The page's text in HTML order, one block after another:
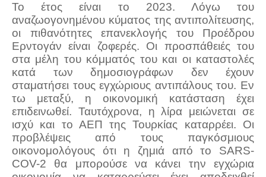
Το έτος είναι το 2023. Λόγω του
αναζωογονημένου κύματος της αντιπολίτευσης,
οι πιθανότητες επανεκλογής του Προέδρου
Ερντογάν είναι ζοφερές. Οι προσπάθειές του
στα μέλη του κόμματός του και οι καταστολές
κατά των δημοσιογράφων δεν έχουν
σταματήσει τους εγχώριους αντιπάλους του. Εν
τω μεταξύ, η οικονομική κατάσταση έχει
επιδεινωθεί. Ταυτόχρονα, η λίρα μειώνεται σε
ισχύ και το ΑΕΠ της Τουρκίας καταρρέει. Οι
προβλέψεις από τους παγκόσμιους
οικονομολόγους ότι η ζημιά από το SARS-
COV-2 θα μπορούσε να κάνει την εγχώρια